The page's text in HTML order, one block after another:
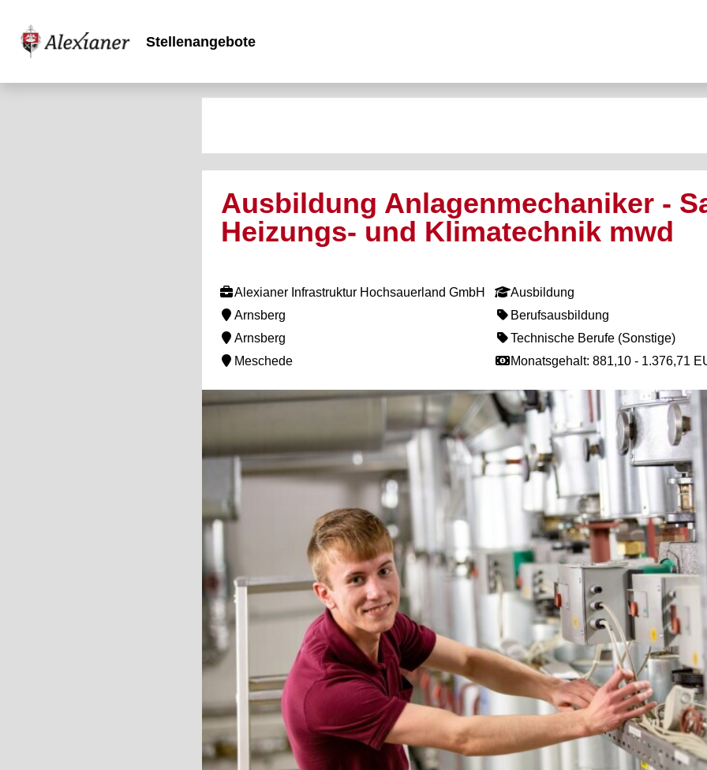
Stellenangebote
Ausbildung Anlagenmechaniker -
Heizungs- und Klimatechnik mwd
Alexianer Infrastruktur Hochsauerland GmbH
Arnsberg
Arnsberg
Meschede
Ausbildung
Berufsausbildung
Technische Berufe (Sonstige)
Monatsgehalt: 881,10 - 1.376,71